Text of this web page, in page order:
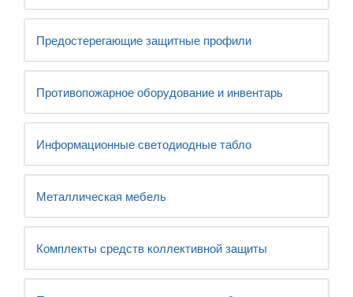
Предостерегающие защитные профили
Противопожарное оборудование и инвентарь
Информационные светодиодные табло
Металлическая мебель
Комплекты средств коллективной защиты